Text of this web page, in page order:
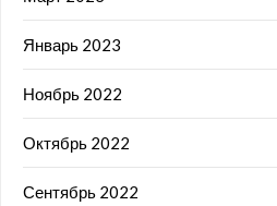
Январь 2023
Ноябрь 2022
Октябрь 2022
Сентябрь 2022